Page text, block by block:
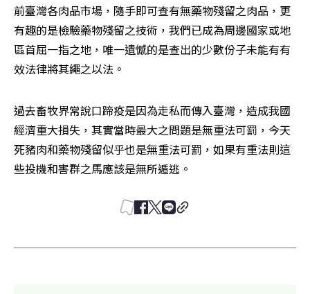
前臺灣各肉品市場，隨手即可查有無藥物殘留之肉品，更
有趣的是檢驗藥物殘留之技術，我們已成為周邊國家或地
區首屈一指之地，唯一遺憾的是查出的少數份子未能有有
效法律將其繩之以法。
過去畜牧界常說口蹄疫是因為走私而傳入臺灣，造成我國
經濟重大損失，其實當時最大之問題是無重法可罰，今天
死豬肉和藥物殘留似乎也是無重法可罰，如果有重法則這
些投機和害群之馬應該是無所遁逃。